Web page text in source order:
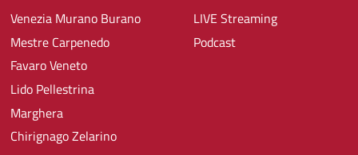
Venezia Murano Burano
Mestre Carpenedo
Favaro Veneto
Lido Pellestrina
Marghera
Chirignago Zelarino
LIVE Streaming
Podcast